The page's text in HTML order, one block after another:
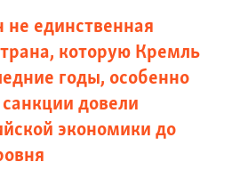
не единственная
которую Кремль
годы, особенно
довели
экономики до